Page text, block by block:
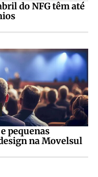
do NFG têm até
pequenas
na Movelsul